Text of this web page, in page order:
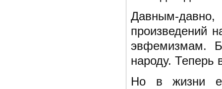
Давным-
произведений
эвфемизмам.
народу. Теперь
Но в жизни